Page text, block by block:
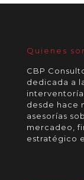
Quienes
CBP
dedicada a
desde hace
asesorías
mercadeo,
estratégico